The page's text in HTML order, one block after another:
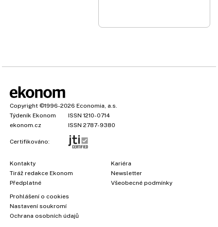
Copyright ©1996-2026 Economia, a.s.
Týdeník Ekonom
ISSN 1210-0714
ekonom.cz
ISSN 2787-9380
Certifikováno:
Kontakty
Tiráž redakce Ekonom
Předplatné
Kariéra
Newsletter
Všeobecné podmínky
Prohlášení o cookies
Nastavení soukromí
Ochrana osobních údajů